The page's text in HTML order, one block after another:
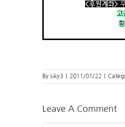
<후원계좌>
고
By siky3 2011/01/22
Leave A Comment